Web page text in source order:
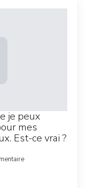
je peux
mes
Est-ce vrai ?